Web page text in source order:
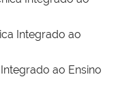
Integrado ao
ao Ensino